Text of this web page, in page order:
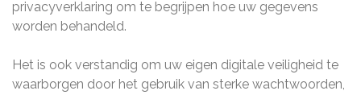
privacyverklaring om te begrijpen hoe uw gegevens
worden behandeld.
Het is ook verstandig om uw eigen digitale veiligheid te
waarborgen door het gebruik van sterke wachtwoorden,